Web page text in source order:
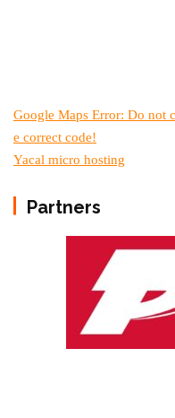
Google Maps Error: Do not
e correct code!
Yacal micro hosting
Partners